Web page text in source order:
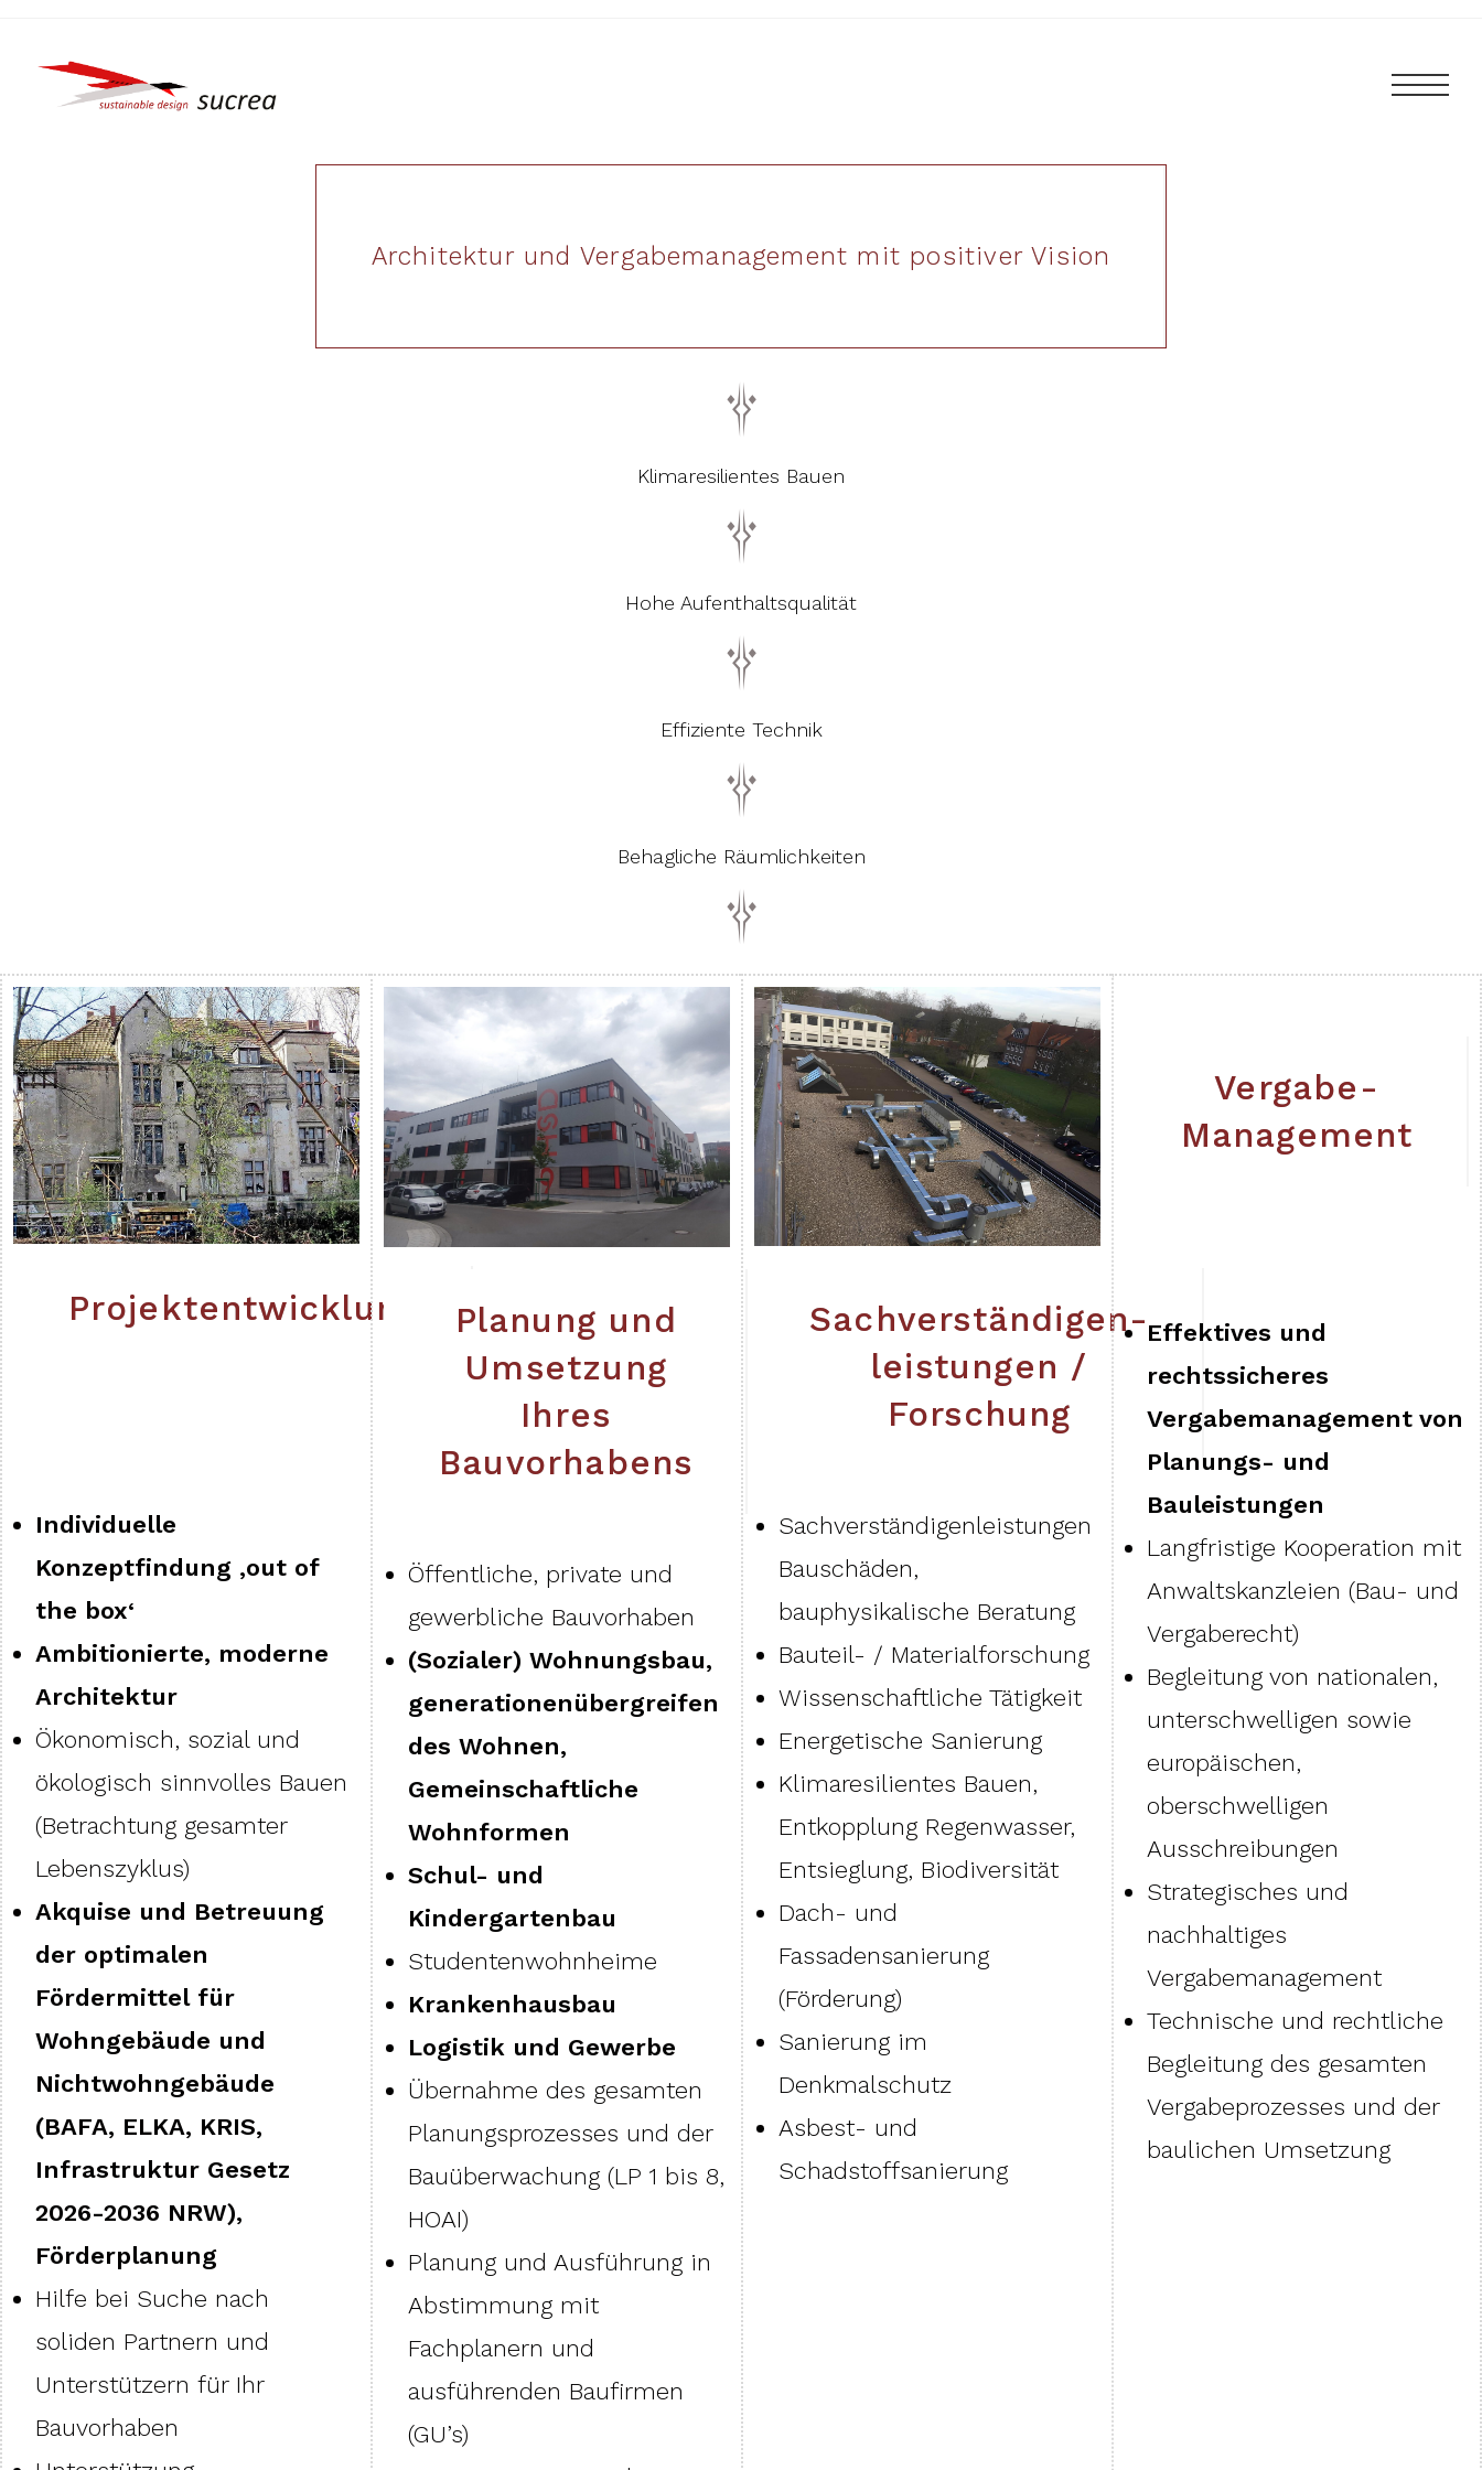
Architektur und Vergabemanagement mit positiver Vision
Klimaresilientes Bauen
Hohe Aufenthaltsqualität
Effiziente Technik
Behagliche Räumlichkeiten
Projektentwicklung
Individuelle
Konzeptfindung ‚out of
the box‘
Ambitionierte, moderne
Architektur
Ökonomisch, sozial und
ökologisch sinnvolles Bauen
(Betrachtung gesamter
Lebenszyklus)
Akquise und Betreuung
der optimalen
Fördermittel für
Wohngebäude und
Nichtwohngebäude
(BAFA, ELKA, KRIS,
Infrastruktur Gesetz
2026-2036 NRW),
Förderplanung
Hilfe bei Suche nach
soliden Partnern und
Unterstützern für Ihr
Bauvorhaben
Planung und
Umsetzung
Ihres
Bauvorhabens
Öffentliche, private und
gewerbliche Bauvorhaben
(Sozialer) Wohnungsbau,
generationenübergreifen
des Wohnen,
Gemeinschaftliche
Wohnformen
Schul- und
Kindergartenbau
Studentenwohnheime
Krankenhausbau
Logistik und Gewerbe
Übernahme des gesamten
Planungsprozesses und der
Bauüberwachung (LP 1 bis 8,
HOAI)
Planung und Ausführung in
Abstimmung mit
Fachplanern und
ausführenden Baufirmen
(GU’s)
Sachverständigen-
leistungen /
Forschung
Sachverständigenleistungen
Bauschäden,
bauphysikalische Beratung
Bauteil- / Materialforschung
Wissenschaftliche Tätigkeit
Energetische Sanierung
Klimaresilientes Bauen,
Entkopplung Regenwasser,
Entsieglung, Biodiversität
Dach- und
Fassadensanierung
(Förderung)
Sanierung im
Denkmalschutz
Asbest- und
Schadstoffsanierung
Vergabe-
Management
Effektives und
rechtssicheres
Vergabemanagement von
Planungs- und
Bauleistungen
Langfristige Kooperation mit
Anwaltskanzleien (Bau- und
Vergaberecht)
Begleitung von nationalen,
unterschwelligen sowie
europäischen,
oberschwelligen
Ausschreibungen
Strategisches und
nachhaltiges
Vergabemanagement
Technische und rechtliche
Begleitung des gesamten
Vergabeprozesses und der
baulichen Umsetzung